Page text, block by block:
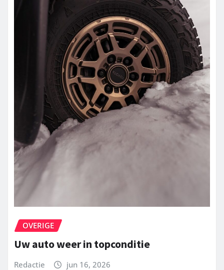
OVERIGE
Uw auto weer in topconditie
Redactie jun 16, 2026